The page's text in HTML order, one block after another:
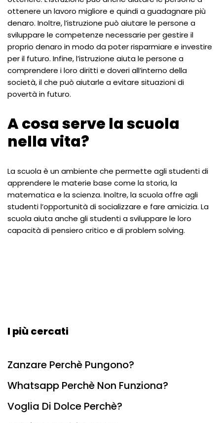
ottenere un lavoro migliore e quindi a guadagnare più
denaro. Inoltre, l’istruzione può aiutare le persone a
sviluppare le competenze necessarie per gestire il
proprio denaro in modo da poter risparmiare e investire
per il futuro. Infine, l’istruzione aiuta le persone a
comprendere i loro diritti e doveri all’interno della
società, il che può aiutarle a evitare situazioni di
povertà in futuro.
A cosa serve la scuola
nella vita?
La scuola è un ambiente che permette agli studenti di
apprendere le materie base come la storia, la
matematica e la scienza. Inoltre, la scuola offre agli
studenti l’opportunità di socializzare e fare amicizia. La
scuola aiuta anche gli studenti a sviluppare le loro
capacità di pensiero critico e di problem solving.
I più cercati
Zanzare Perchè Pungono?
Whatsapp Perchè Non Funziona?
Voglia Di Dolce Perchè?